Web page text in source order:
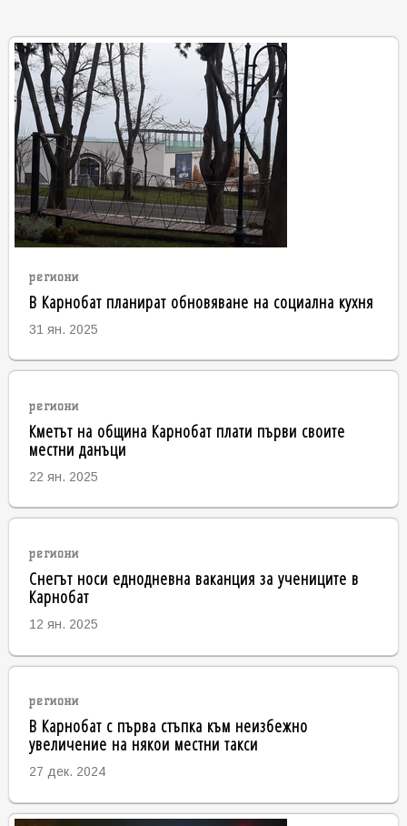
региони
В Карнобат планират обновяване на социална кухня
31 ян. 2025
региони
Кметът на община Карнобат плати първи своите
местни данъци
22 ян. 2025
региони
Снегът носи еднодневна ваканция за учениците в
Карнобат
12 ян. 2025
региони
В Карнобат с първа стъпка към неизбежно
увеличение на някои местни такси
27 дек. 2024